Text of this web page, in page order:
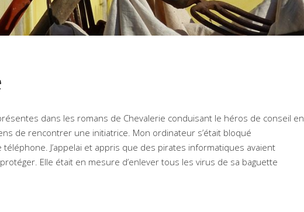
dans les romans de Chevalerie conduisant le héros de conseil en
de rencontrer une initiatrice. Mon ordinateur s’était bloqué
J’appelai et appris que des pirates informatiques avaient
Elle était en mesure d’enlever tous les virus de sa baguette